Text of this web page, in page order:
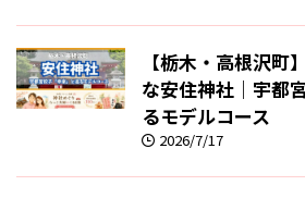
【栃木・高根沢町
な安住神社｜宇都
るモデルコース
2026/7/17